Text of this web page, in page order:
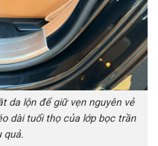
da lộn để giữ vẹn nguyên vẻ
dài tuổi thọ của lớp bọc trần
quả.